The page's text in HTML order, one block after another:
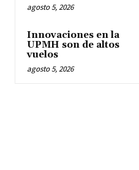
agosto 5, 2026
Innovaciones en la
UPMH son de altos
vuelos
agosto 5, 2026